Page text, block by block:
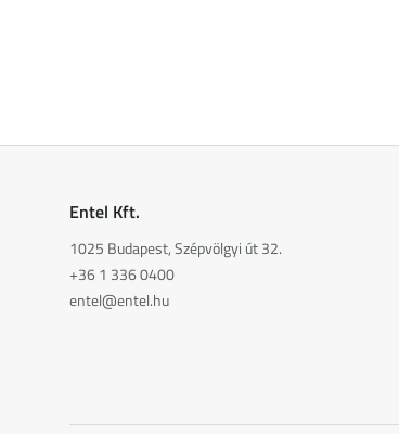
Entel Kft.
1025 Budapest, Szépvölgyi út 32.
+36 1 336 0400
entel@entel.hu